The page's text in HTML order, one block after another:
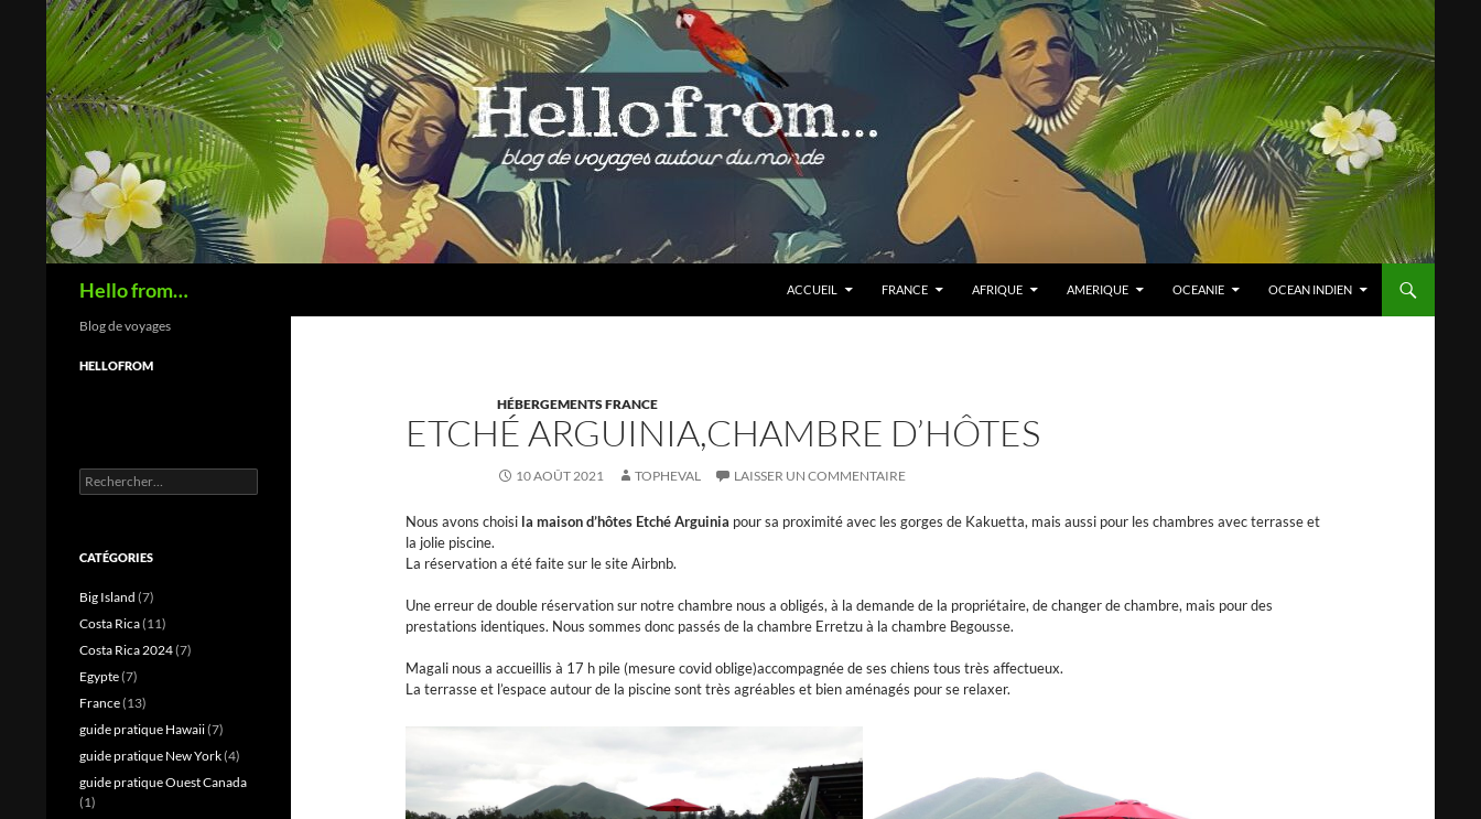
Hello from…
ACCUEIL
FRANCE AFRIQUE AMERIQUE OCEANIE OCEAN INDIEN
HÉBERGEMENTS FRANCE
ETCHÉ ARGUINIA,CHAMBRE D’HÔTES
10 AOÛT 2021 TOPHEVAL LAISSER UN COMMENTAIRE
Nous avons choisi la maison d’hôtes Etché Arguinia pour sa proximité avec les gorges de Kakuetta, mais aussi pour les chambres avec terrasse et
la jolie piscine.
La réservation a été faite sur le site Airbnb.
Une erreur de double réservation sur notre chambre nous a obligés, à la demande de la propriétaire, de changer de chambre, mais pour des
prestations identiques. Nous sommes donc passés de la chambre Erretzu à la chambre Begousse.
Magali nous a accueillis à 17 h pile (mesure covid oblige)accompagnée de ses chiens tous très affectueux.
La terrasse et l’espace autour de la piscine sont très agréables et bien aménagés pour se relaxer.
Blog de voyages
HELLOFROM
Rechercher :
CATÉGORIES
Big Island (7)
Costa Rica(11)
Costa Rica 2024(7)
Egypte(7)
France(13)
guide pratique Hawaii(7)
guide pratique New York(4)
guide pratique Ouest Canada
(1)